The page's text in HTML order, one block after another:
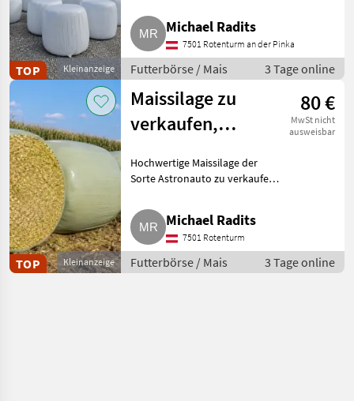
Kleinanzeige
TOP
1.000 kg, mit Siliermittel
behandelt, beste Gärqualität,
Pressung erfolgt nächste
Woche,
Michael Radits
7501 Rotenturm an der Pinka
Futterbörse / Mais 3 Tage online
Kleinanzeige
TOP
Maissilage zu
verkaufen,
Feld, Zustellung
80 €
MwSt nicht
ausweisbar
Hochwertige Maissilage der
Sorte Astronauto zu verkaufen,
Feld. Maissiloballen, ca. 1.000 kg
pro Ballen, Siliermittel
enthalten, Direkt
Michael Radits
7501 Rotenturm
Futterbörse / Mais 3 Tage online